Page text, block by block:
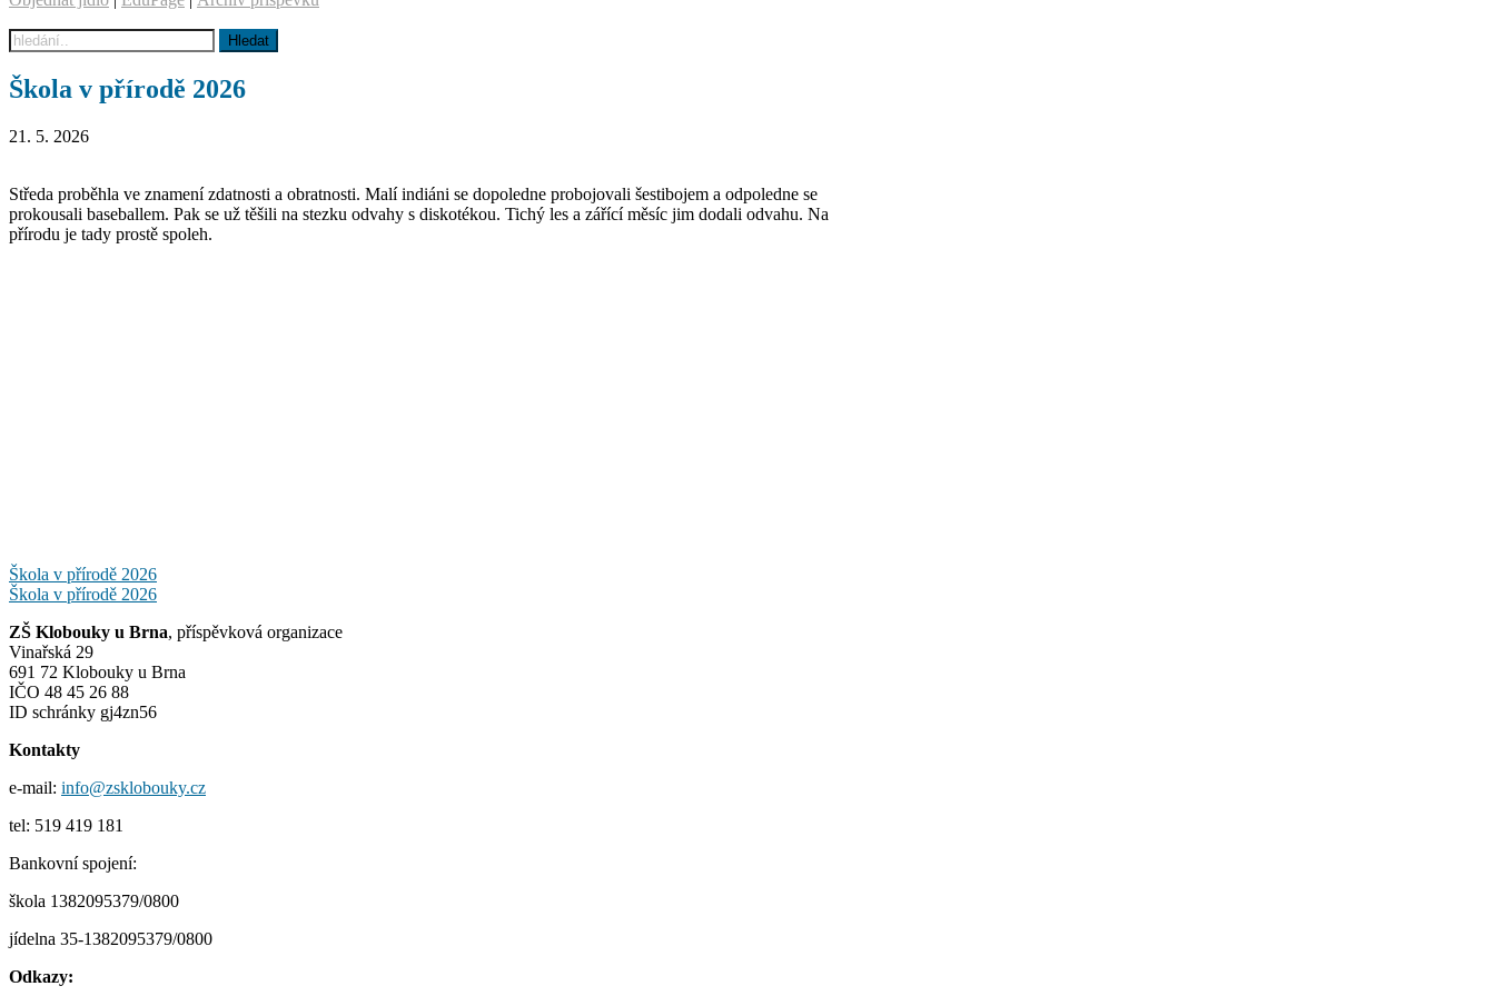
Škola v přírodě 2026
21. 5. 2026
Středa proběhla ve znamení zdatnosti a obratnosti. Malí indiáni se dopoledne probojovali šestibojem a odpoledne se
prokousali baseballem. Pak se už těšili na stezku odvahy s diskotékou. Tichý les a zářící měsíc jim dodali odvahu. Na
přírodu je tady prostě spoleh.
Navigace
pro
příspěvek
Škola v přírodě 2026
Škola v přírodě 2026
ZŠ Klobouky u Brna, příspěvková organizace
Vinařská 29
691 72 Klobouky u Brna
IČO 48 45 26 88
ID schránky gj4zn56
Kontakty
e-mail: info@zsklobouky.cz
tel: 519 419 181
Bankovní spojení:
škola 1382095379/0800
jídelna 35-1382095379/0800
Odkazy: